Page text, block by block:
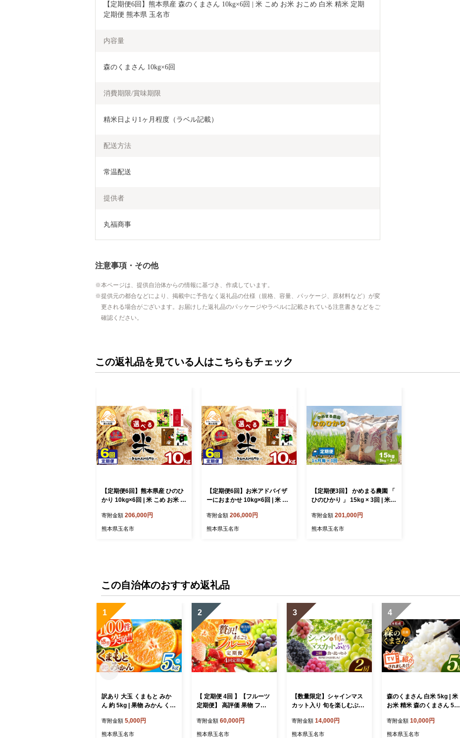
【定期便6回】熊本県産 森のくまさん 10kg×6回 | 米 こめ お米 おこめ 白米 精米 定期
定期便 熊本県 玉名市
内容量
森のくまさん 10kg×6回
消費期限/賞味期限
精米日より1ヶ月程度（ラベル記載）
配送方法
常温配送
提供者
丸福商事
注意事項・その他
本ページは、提供自治体からの情報に基づき、作成しています。
提供元の都合などにより、掲載中に予告なく返礼品の仕様（規格、容量、パッケージ、原材料など）が変
更される場合がございます。お届けした返礼品のパッケージやラベルに記載されている注意書きなどをご
確認ください。
この返礼品を見ている人はこちらもチェック
【定期便6回】熊本県産 ひのひ
かり 10kg×6回 | 米 こめ お米 お
県 玉名市
寄附金額 206,000円
熊本県玉名市
【定期便6回】お米アドバイザ
ーにおまかせ 10kg×6回 | 米 こ
定期便 熊本県 玉名市
寄附金額 206,000円
熊本県玉名市
【定期便3回】 かめまる農園 「
ひのひかり 」 15kg × 3回 | 米
ヒカリ 熊本県 玉名市 定期 定期
便
寄附金額 201,000円
熊本県玉名市
この自治体のおすすめ返礼品
1
訳あり 大玉 くまもと みか
ん 約 5kg | 果物 みかん くだ
ん 柑橘 みかん 柑橘類 みか
ん ミカン 家庭用 みかん 熊
寄附金額 5,000円
熊本県玉名市
2
【 定期便 4回 】【フルーツ
定期便】 高評価 果物 フル
ご みかん 不知火 スイカ ぶ
どう メロン シャインマスカ
寄附金額 60,000円
熊本県玉名市
3
【数量限定】シャインマス
カット入り 旬を楽しむぶど
くだもの ぶどう ブドウ 葡
萄 種なし 熊本県 玉名市 ぶ
寄附金額 14,000円
熊本県玉名市
4
森のくまさん 白米 5kg | 米
お米 精米 森のくまさん 5キ
本県 玉名市
寄附金額 10,000円
熊本県玉名市